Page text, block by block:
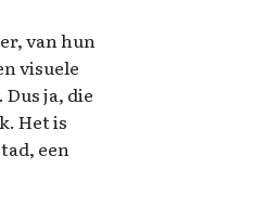
van hun
visuele
ja, die
Het is
een